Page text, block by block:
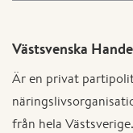
Västsvenska
Är en privat
från hela